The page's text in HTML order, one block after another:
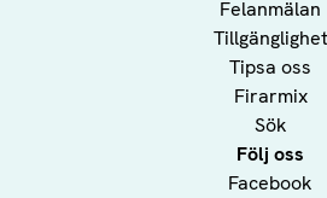
Felanmälan
Tillgänglighet
Tipsa oss
Firarmix
Sök
Följ oss
Facebook